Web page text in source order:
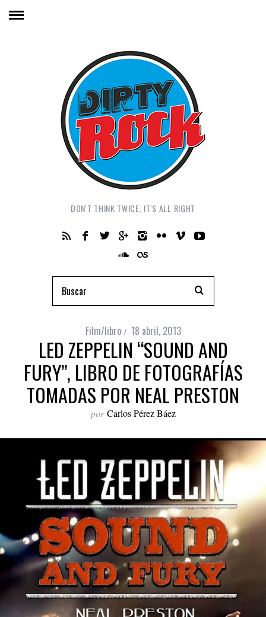
DON'T THINK TWICE, IT'S ALL RIGHT
Film/libro 18 abril, 2013
LED ZEPPELIN “SOUND AND
FURY”, LIBRO DE FOTOGRAFÍAS
TOMADAS POR NEAL PRESTON
por Carlos Pérez Báez